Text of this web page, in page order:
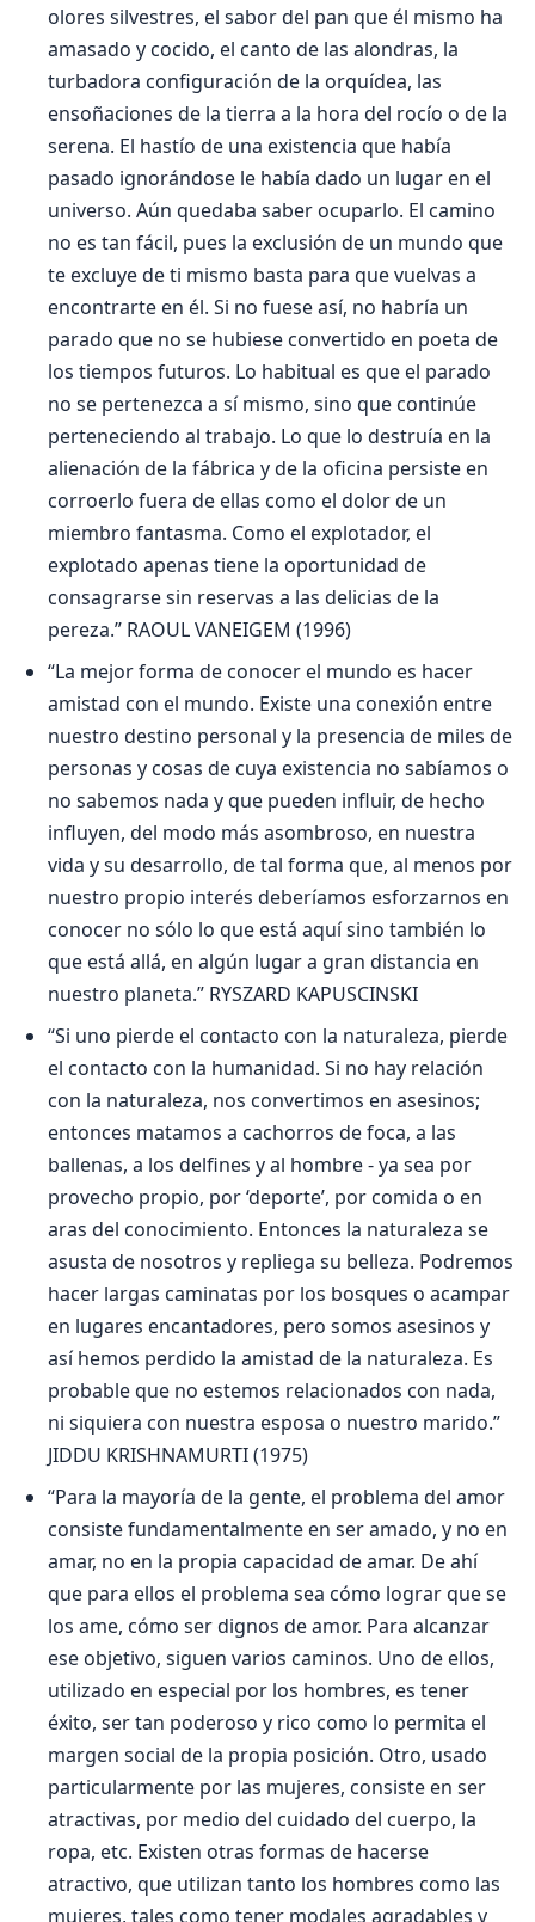
olores silvestres, el sabor del pan que él mismo ha
amasado y cocido, el canto de las alondras, la
turbadora configuración de la orquídea, las
ensoñaciones de la tierra a la hora del rocío o de la
serena. El hastío de una existencia que había
pasado ignorándose le había dado un lugar en el
universo. Aún quedaba saber ocuparlo. El camino
no es tan fácil, pues la exclusión de un mundo que
te excluye de ti mismo basta para que vuelvas a
encontrarte en él. Si no fuese así, no habría un
parado que no se hubiese convertido en poeta de
los tiempos futuros. Lo habitual es que el parado
no se pertenezca a sí mismo, sino que continúe
perteneciendo al trabajo. Lo que lo destruía en la
alienación de la fábrica y de la oficina persiste en
corroerlo fuera de ellas como el dolor de un
miembro fantasma. Como el explotador, el
explotado apenas tiene la oportunidad de
consagrarse sin reservas a las delicias de la
pereza.” RAOUL VANEIGEM (1996)
“La mejor forma de conocer el mundo es hacer
amistad con el mundo. Existe una conexión entre
nuestro destino personal y la presencia de miles de
personas y cosas de cuya existencia no sabíamos o
no sabemos nada y que pueden influir, de hecho
influyen, del modo más asombroso, en nuestra
vida y su desarrollo, de tal forma que, al menos por
nuestro propio interés deberíamos esforzarnos en
conocer no sólo lo que está aquí sino también lo
que está allá, en algún lugar a gran distancia en
nuestro planeta.” RYSZARD KAPUSCINSKI
“Si uno pierde el contacto con la naturaleza, pierde
el contacto con la humanidad. Si no hay relación
con la naturaleza, nos convertimos en asesinos;
entonces matamos a cachorros de foca, a las
ballenas, a los delfines y al hombre - ya sea por
provecho propio, por ‘deporte’, por comida o en
aras del conocimiento. Entonces la naturaleza se
asusta de nosotros y repliega su belleza. Podremos
hacer largas caminatas por los bosques o acampar
en lugares encantadores, pero somos asesinos y
así hemos perdido la amistad de la naturaleza. Es
probable que no estemos relacionados con nada,
ni siquiera con nuestra esposa o nuestro marido.”
JIDDU KRISHNAMURTI (1975)
“Para la mayoría de la gente, el problema del amor
consiste fundamentalmente en ser amado, y no en
amar, no en la propia capacidad de amar. De ahí
que para ellos el problema sea cómo lograr que se
los ame, cómo ser dignos de amor. Para alcanzar
ese objetivo, siguen varios caminos. Uno de ellos,
utilizado en especial por los hombres, es tener
éxito, ser tan poderoso y rico como lo permita el
margen social de la propia posición. Otro, usado
particularmente por las mujeres, consiste en ser
atractivas, por medio del cuidado del cuerpo, la
ropa, etc. Existen otras formas de hacerse
atractivo, que utilizan tanto los hombres como las
mujeres, tales como tener modales agradables y